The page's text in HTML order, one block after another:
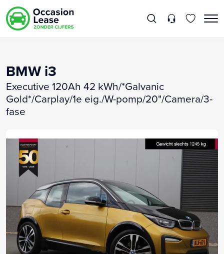
BMW i3
Executive 120Ah 42 kWh/*Galvanic
Gold*/Carplay/1e eig./W-pomp/20"/Camera/3-
fase